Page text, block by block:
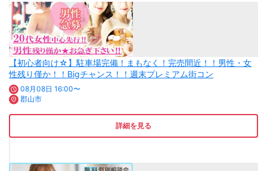
【初心者向け☆】駐車場完備！まもなく！完売間近！！男性・女
性残り僅か！！Bigチャンス！！週末プレミアム街コン
08月08日 16:00〜
郡山市
詳細を見る